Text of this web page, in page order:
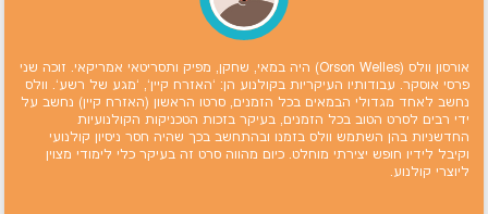
אורסון וולס (Orson Welles) היה במאי, שחקן, מפיק ותסריטאי אמריקאי. זוכה שני
פרסי אוסקר. עבודותיו העיקריות בקולנוע הן: `האזרח קיין`, `מגע של רשע`. וולס
נחשב לאחד מגדולי הבמאים בכל הזמנים, סרטו הראשון (האזרח קיין) נחשב על
ידי רבים לסרט הטוב בכל הזמנים, בעיקר בזכות הטכניקות הקולנועיות
החדשניות בהן השתמש וולס בזמנו ובהתחשב בכך שהיה חסר ניסיון קולנועי
וקיבל לידיו חופש יצירתי מוחלט. כיום מהווה סרט זה בעיקר כלי לימודי מצוין
ליוצרי קולנוע.